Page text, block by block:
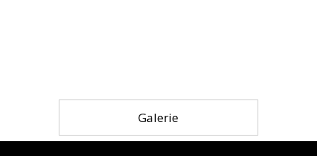
Galerie